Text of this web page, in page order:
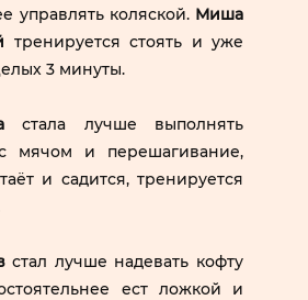
управлять коляской. Миша
тренируется стоять и уже
3 минуты.
стала лучше выполнять
мячом и перешагивание,
и садится, тренируется
стал лучше надевать кофту
ест ложкой и